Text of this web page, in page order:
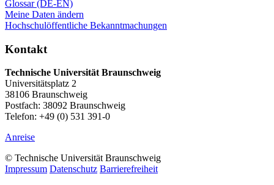
Glossar (DE-EN)
Meine Daten ändern
Hochschulöffentliche Bekanntmachungen
Kontakt
Technische Universität Braunschweig
Universitätsplatz 2
38106 Braunschweig
Postfach: 38092 Braunschweig
Telefon: +49 (0) 531 391-0
Anreise
© Technische Universität Braunschweig
Impressum Datenschutz Barrierefreiheit